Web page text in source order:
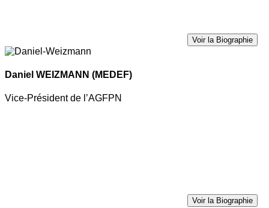
Voir la Biographie
Daniel WEIZMANN (MEDEF)
Vice-Président de l’AGFPN
Voir la Biographie